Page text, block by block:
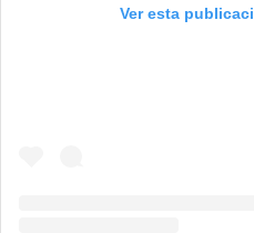
Ver esta